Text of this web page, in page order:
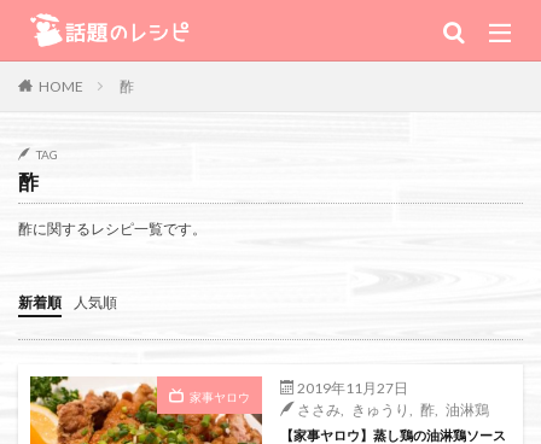
HOME 酢
TAG
酢
酢に関するレシピ一覧です。
新着順 人気順
家事ヤロウ
2019年11月27日
ささみ
きゅうり 酢 油淋鶏
【家事ヤロウ】蒸し鶏の油淋鶏ソース
キーワード
TV番組
Warning: Use of undefined constant 番組 - assumed '番組' (this will
throw an Error in a future version of PHP) in
/home/xs111inc/wadai.info/public_html/wp-content/themes/the-
thor-child/searchform-refine.php on line41